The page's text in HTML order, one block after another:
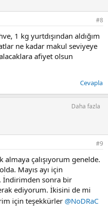
#8
1 kg yurtdışından aldığım
ne kadar makul seviyeye
afiyet olsun
Cevapla
Daha fazla
#9
almaya çalışıyorum genelde.
Mayıs ayı için
İndirimden sonra bir
ediyorum. İkisini de mi
için teşekkürler @NoDRaC